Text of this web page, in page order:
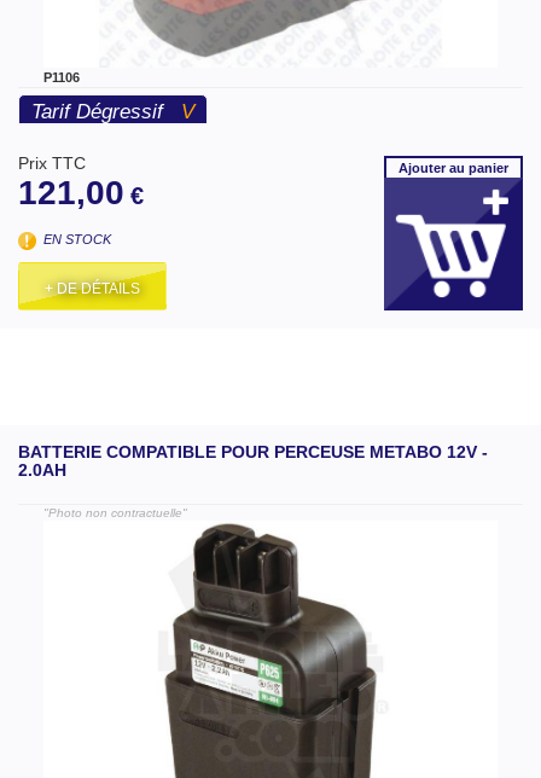
P1106
Tarif Dégressif V
Prix TTC
121,00 €
EN STOCK
+ DE DÉTAILS
Ajouterau panier
BATTERIE COMPATIBLE POUR PERCEUSE METABO 12V -
2.0AH
"Photo non contractuelle"